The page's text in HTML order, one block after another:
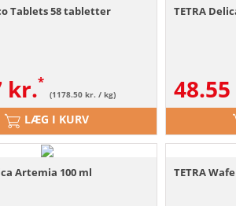
Tablets 58 tabletter
kr. (1178.50 kr. / kg)
LÆG I KURV
TETRA
48.55
Artemia 100 ml TETRA